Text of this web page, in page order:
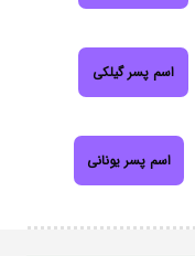
اسم پسر گیلکی
اسم پسر یونانی